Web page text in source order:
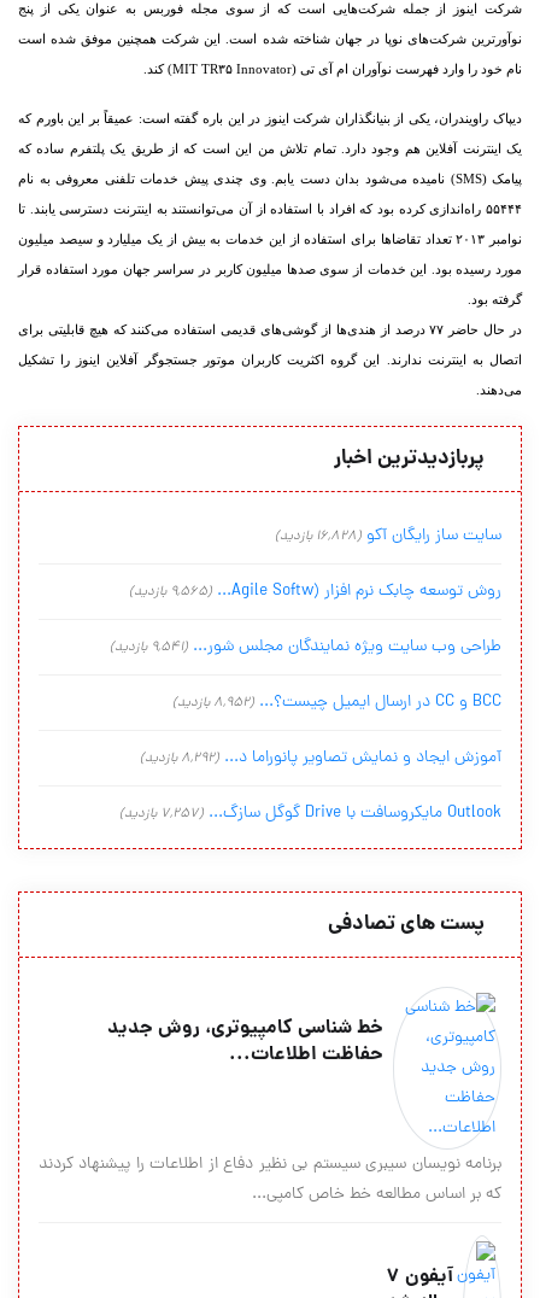
شرکت اینوز از جمله شرکت‏‌هایی است که از سوی مجله فوربس به عنوان یکی از پنج
نوآور‌ترین شرکت‌‏های نوپا در جهان شناخته شده است. این شرکت همچنین موفق شده است
نام خود را وارد فهرست نوآوران‌ ام آی تی (MIT TR۳۵ Innovator) کند.
دیپاک راویندران، یکی از بنیانگذاران شرکت اینوز در این باره گفته است: عمیقاً بر این باورم که
یک اینترنت آفلاین هم وجود دارد. تمام تلاش من این است که از طریق یک پلت‏فرم ساده که
پیامک (SMS) نامیده می‌‏شود بدان دست یابم. وی چندی پیش خدمات تلفنی معروفی به نام
۵۵۴۴۴ راه‌‏اندازی کرده بود که افراد با استفاده از آن می‌‏توانستند به اینترنت دسترسی یابند. تا
نوامبر ۲۰۱۳ تعداد تقاضا‌ها برای استفاده از این خدمات به بیش از یک میلیارد و سیصد میلیون
مورد رسیده بود. این خدمات از سوی صد‌ها میلیون کاربر در سراسر جهان مورد استفاده قرار
گرفته بود.
در حال حاضر ۷۷ درصد از هندی‏‌ها از گوشی‏‌های قدیمی استفاده می‌‏کنند که هیچ قابلیتی برای
اتصال به اینترنت ندارند. این گروه اکثریت کاربران موتور جستجوگر آفلاین اینوز را تشکیل
می‌‏دهند.
پربازدیدترین اخبار
سایت ساز رایگان آکو (16,828 بازدید)
روش توسعه چابک نرم افزار (Agile Softw... (9,565 بازدید)
طراحی وب سایت ویژه نمایندگان مجلس شور... (9,541 بازدید)
BCC و CC در ارسال ایمیل چیست؟... (8,952 بازدید)
آموزش ایجاد و نمایش تصاویر پانوراما د... (8,292 بازدید)
Outlook مایکروسافت با Drive گوگل سازگ... (7,257 بازدید)
پست های تصادفی
خط شناسی کامپیوتری، روش جدید
حفاظت اطلاعات...
برنامه نویسان سیبری سیستم بی نظیر دفاع از اطلاعات را پیشنهاد کردند
که بر اساس مطالعه خط خاص کامپی...
آیفون 7